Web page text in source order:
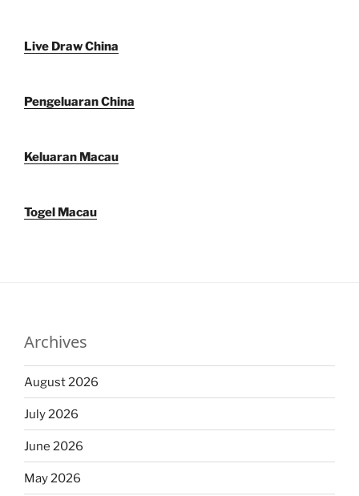
Live Draw China
Pengeluaran China
Keluaran Macau
Togel Macau
Archives
August 2026
July 2026
June 2026
May 2026